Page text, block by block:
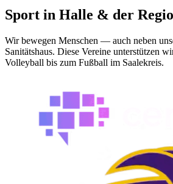
Sport in Halle & der
Wir bewegen Menschen — auch neben
Sanitätshaus. Diese Vereine unterstützen
Volleyball bis zum Fußball im Saalekreis.